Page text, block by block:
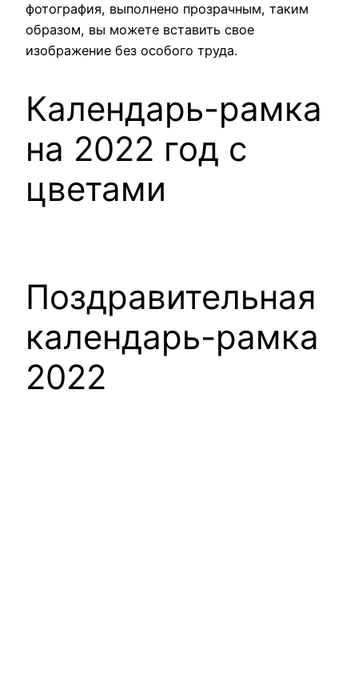
фотография, выполнено прозрачным, таким
образом, вы можете вставить свое
изображение без особого труда.
Календарь-рамка
на 2022 год с
цветами
Поздравительная
календарь-рамка
2022